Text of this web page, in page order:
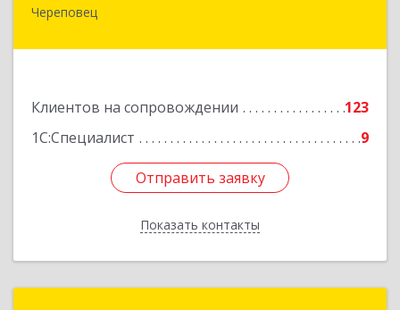
Череповец
Клиентов на сопровождении
123
1С:Специалист
9
Отправить заявку
Показать контакты
162612, Вологодская обл, г.о. город Череповец,
Подробнее
Отправить заявку
Назад